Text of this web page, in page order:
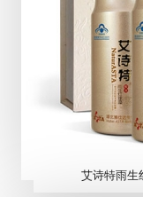
艾诗特雨生